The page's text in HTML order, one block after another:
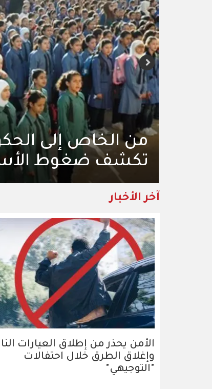
"فتافيت السكر"
أمان "للطلبة
آخر الأخبار
الأمن يحذر من إطلاق العيارات
وإغلاق الطرق خلال احتفالات
"التوجيهي"